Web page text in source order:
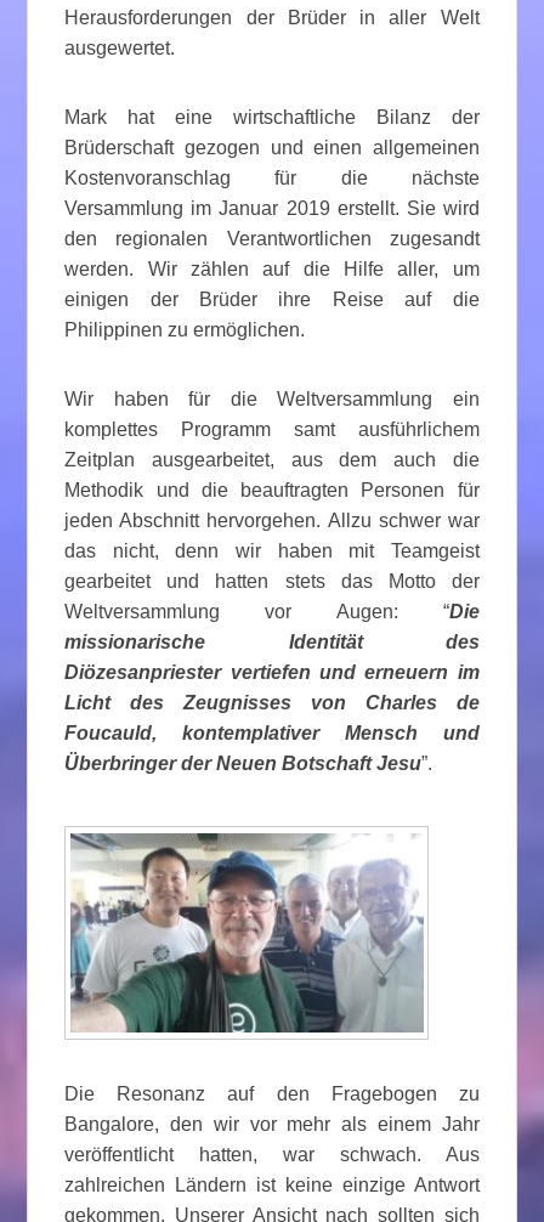
Herausforderungen der Brüder in aller Welt
ausgewertet.
Mark hat eine wirtschaftliche Bilanz der
Brüderschaft gezogen und einen allgemeinen
Kostenvoranschlag für die nächste
Versammlung im Januar 2019 erstellt. Sie wird
den regionalen Verantwortlichen zugesandt
werden. Wir zählen auf die Hilfe aller, um
einigen der Brüder ihre Reise auf die
Philippinen zu ermöglichen.
Wir haben für die Weltversammlung ein
komplettes Programm samt ausführlichem
Zeitplan ausgearbeitet, aus dem auch die
Methodik und die beauftragten Personen für
jeden Abschnitt hervorgehen. Allzu schwer war
das nicht, denn wir haben mit Teamgeist
gearbeitet und hatten stets das Motto der
Weltversammlung vor Augen: “Die
missionarische Identität des
Diözesanpriester vertiefen und erneuern im
Licht des Zeugnisses von Charles de
Foucauld, kontemplativer Mensch und
Überbringer der Neuen Botschaft Jesu”.
Die Resonanz auf den Fragebogen zu
Bangalore, den wir vor mehr als einem Jahr
veröffentlicht hatten, war schwach. Aus
zahlreichen Ländern ist keine einzige Antwort
gekommen. Unserer Ansicht nach sollten sich